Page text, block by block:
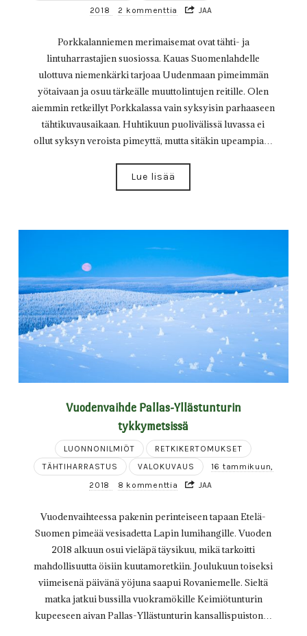
2018
2 kommenttia JAA
Porkkalanniemen merimaisemat ovat tähti- ja
lintuharrastajien suosiossa. Kauas Suomenlahdelle
ulottuva niemenkärki tarjoaa Uudenmaan pimeimmän
yötaivaan ja osuu tärkeälle muuttolintujen reitille. Olen
aiemmin retkeillyt Porkkalassa vain syksyisin parhaaseen
tähtikuvausaikaan. Huhtikuun puolivälissä luvassa ei
ollut syksyn veroista pimeyttä, mutta sitäkin upeampia…
Lue lisää
Vuodenvaihde Pallas-Yllästunturin
tykkymetsissä
LUONNONILMIÖT
RETKIKERTOMUKSET
TÄHTIHARRASTUS
VALOKUVAUS
16 tammikuun,
2018
8 kommenttia JAA
Vuodenvaihteessa pakenin perinteiseen tapaan Etelä-
Suomen pimeää vesisadetta Lapin lumihangille. Vuoden
2018 alkuun osui vieläpä täysikuu, mikä tarkoitti
mahdollisuutta öisiin kuutamoretkiin. Joulukuun toiseksi
viimeisenä päivänä yöjuna saapui Rovaniemelle. Sieltä
matka jatkui bussilla vuokramökille Keimiötunturin
kupeeseen aivan Pallas-Yllästunturin kansallispuiston…